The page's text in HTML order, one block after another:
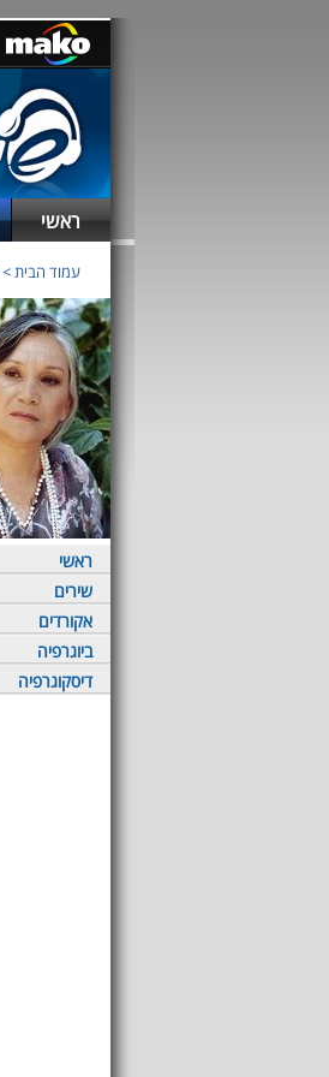
ראשי
עמוד הבית>
ראשי
שירים
אקורדים
ביוגרפיה
דיסקוגרפיה